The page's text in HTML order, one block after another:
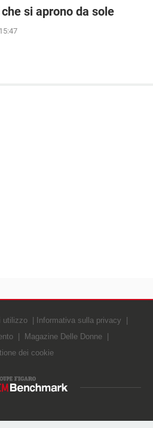
si aprono da sole
utilizzo
Informativa sulla privacy
Magazine Delle Donne
dei cookie